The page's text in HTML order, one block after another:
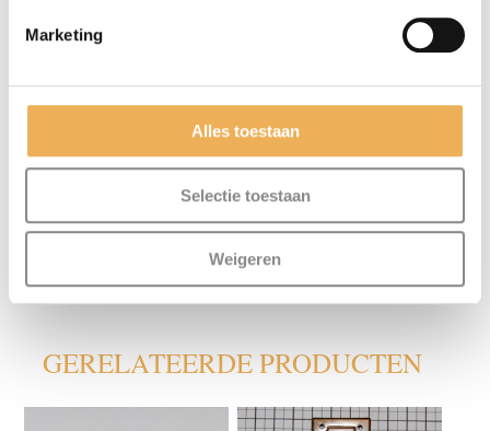
Marketing
Alles toestaan
Selectie toestaan
Weigeren
deze browser voor de volgende keer wanneer
ik een reactie plaats.
GERELATEERDE PRODUCTEN